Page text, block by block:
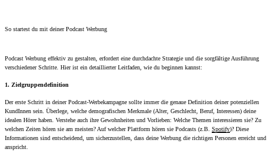
So startest du mit deiner Podcast Werbung
Podcast Werbung effektiv zu gestalten, erfordert eine durchdachte Strategie und die sorgfältige Ausführung
verschiedener Schritte. Hier ist ein detaillierter Leitfaden, wie du beginnen kannst:
1. Zielgruppendefinition
Der erste Schritt in deiner Podcast-Werbekampagne sollte immer die genaue Definition deiner potenziellen
KundInnen sein. Überlege, welche demografischen Merkmale (Alter, Geschlecht, Beruf, Interessen) deine
idealen Hörer haben. Verstehe auch ihre Gewohnheiten und Vorlieben: Welche Themen interessieren sie? Zu
welchen Zeiten hören sie am meisten? Auf welcher Plattform hören sie Podcasts (z.B. Spotify)? Diese
Informationen sind entscheidend, um sicherzustellen, dass deine Werbung die richtigen Personen erreicht und
anspricht.